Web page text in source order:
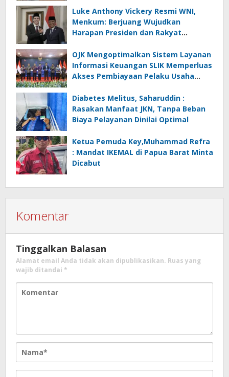
Luke Anthony Vickery Resmi WNI,
Menkum: Berjuang Wujudkan
Harapan Presiden dan Rakyat
OJK Mengoptimalkan Sistem Layanan
Informasi Keuangan SLIK Memperluas
Akses Pembiayaan Pelaku Usaha
Diabetes Melitus, Saharuddin :
Rasakan Manfaat JKN, Tanpa Beban
Biaya Pelayanan Dinilai Optimal
Ketua Pemuda Key,Muhammad Refra
: Mandat IKEMAL di Papua Barat Minta
Dicabut
Komentar
Tinggalkan Balasan
Alamat email Anda tidak akan dipublikasikan. Ruas yang
wajib ditandai *